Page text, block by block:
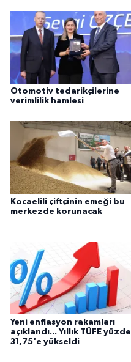
Otomotiv tedarikçilerine
verimlilik hamlesi
Kocaelili çiftçinin emeği bu
merkezde korunacak
Yeni enflasyon rakamları
açıklandı... Yıllık TÜFE yüzde
31,75'e yükseldi